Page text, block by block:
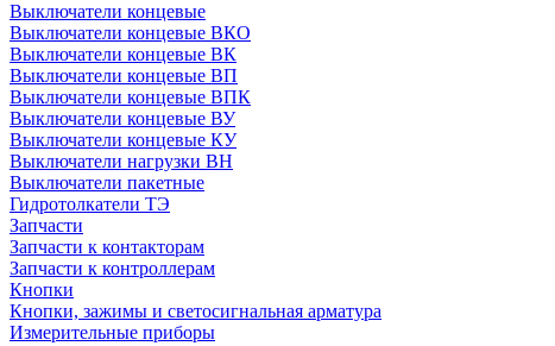
Выключатели концевые
Выключатели концевые ВКО
Выключатели концевые ВК
Выключатели концевые ВП
Выключатели концевые ВПК
Выключатели концевые ВУ
Выключатели концевые КУ
Выключатели нагрузки ВН
Выключатели пакетные
Гидротолкатели ТЭ
Запчасти
Запчасти к контакторам
Запчасти к контроллерам
Кнопки
Кнопки, зажимы и светосигнальная арматура
Измерительные приборы